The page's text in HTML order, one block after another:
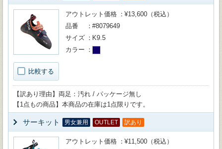
比較する
アウトレット価格
¥13,600（税込）
品番
#8079649
サイズ
K9.5
カラー
【訳あり理由】両足：汚れ / パッケージ無し
【1点もの商品】本商品の在庫は1点限りです。
サーキット 男女兼用 OUTLET 訳あり
アウトレット価格
¥11,500（税込）